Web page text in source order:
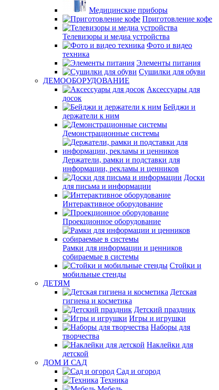
Медицинские приборы
Приготовление кофе
Телевизоры и медиа устройства
Фото и видео
техника
Элементы питания
Сушилки для обуви
ДЕМООБОРУДОВАНИЕ
Аксессуары для
досок
Бейджи и
держатели к ним
Демонстрационные системы
Держатели, рамки и подставки для
информации, рекламы и ценников
Доски
для письма и информации
Интерактивное оборудование
Проекционное оборудование
Рамки для информации и ценников
собираемые в системы
Стойки и
мобильные стенды
ДЕТЯМ
Детская
гигиена и косметика
Детский праздник
Игры и игрушки
Наборы для
творчества
Наклейки для
детской
ДОМ И САД
Сад и огород
Техника